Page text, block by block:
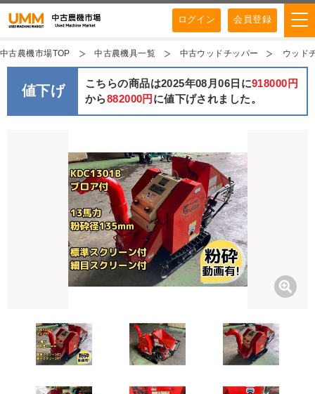
ログイン 会員登録
中古農機市場TOP 中古農機具一覧 中古ウッドチッパー ウッド
値下げ こちらの商品は2025年08月06日に918000円
から882000円 に値下げされました。